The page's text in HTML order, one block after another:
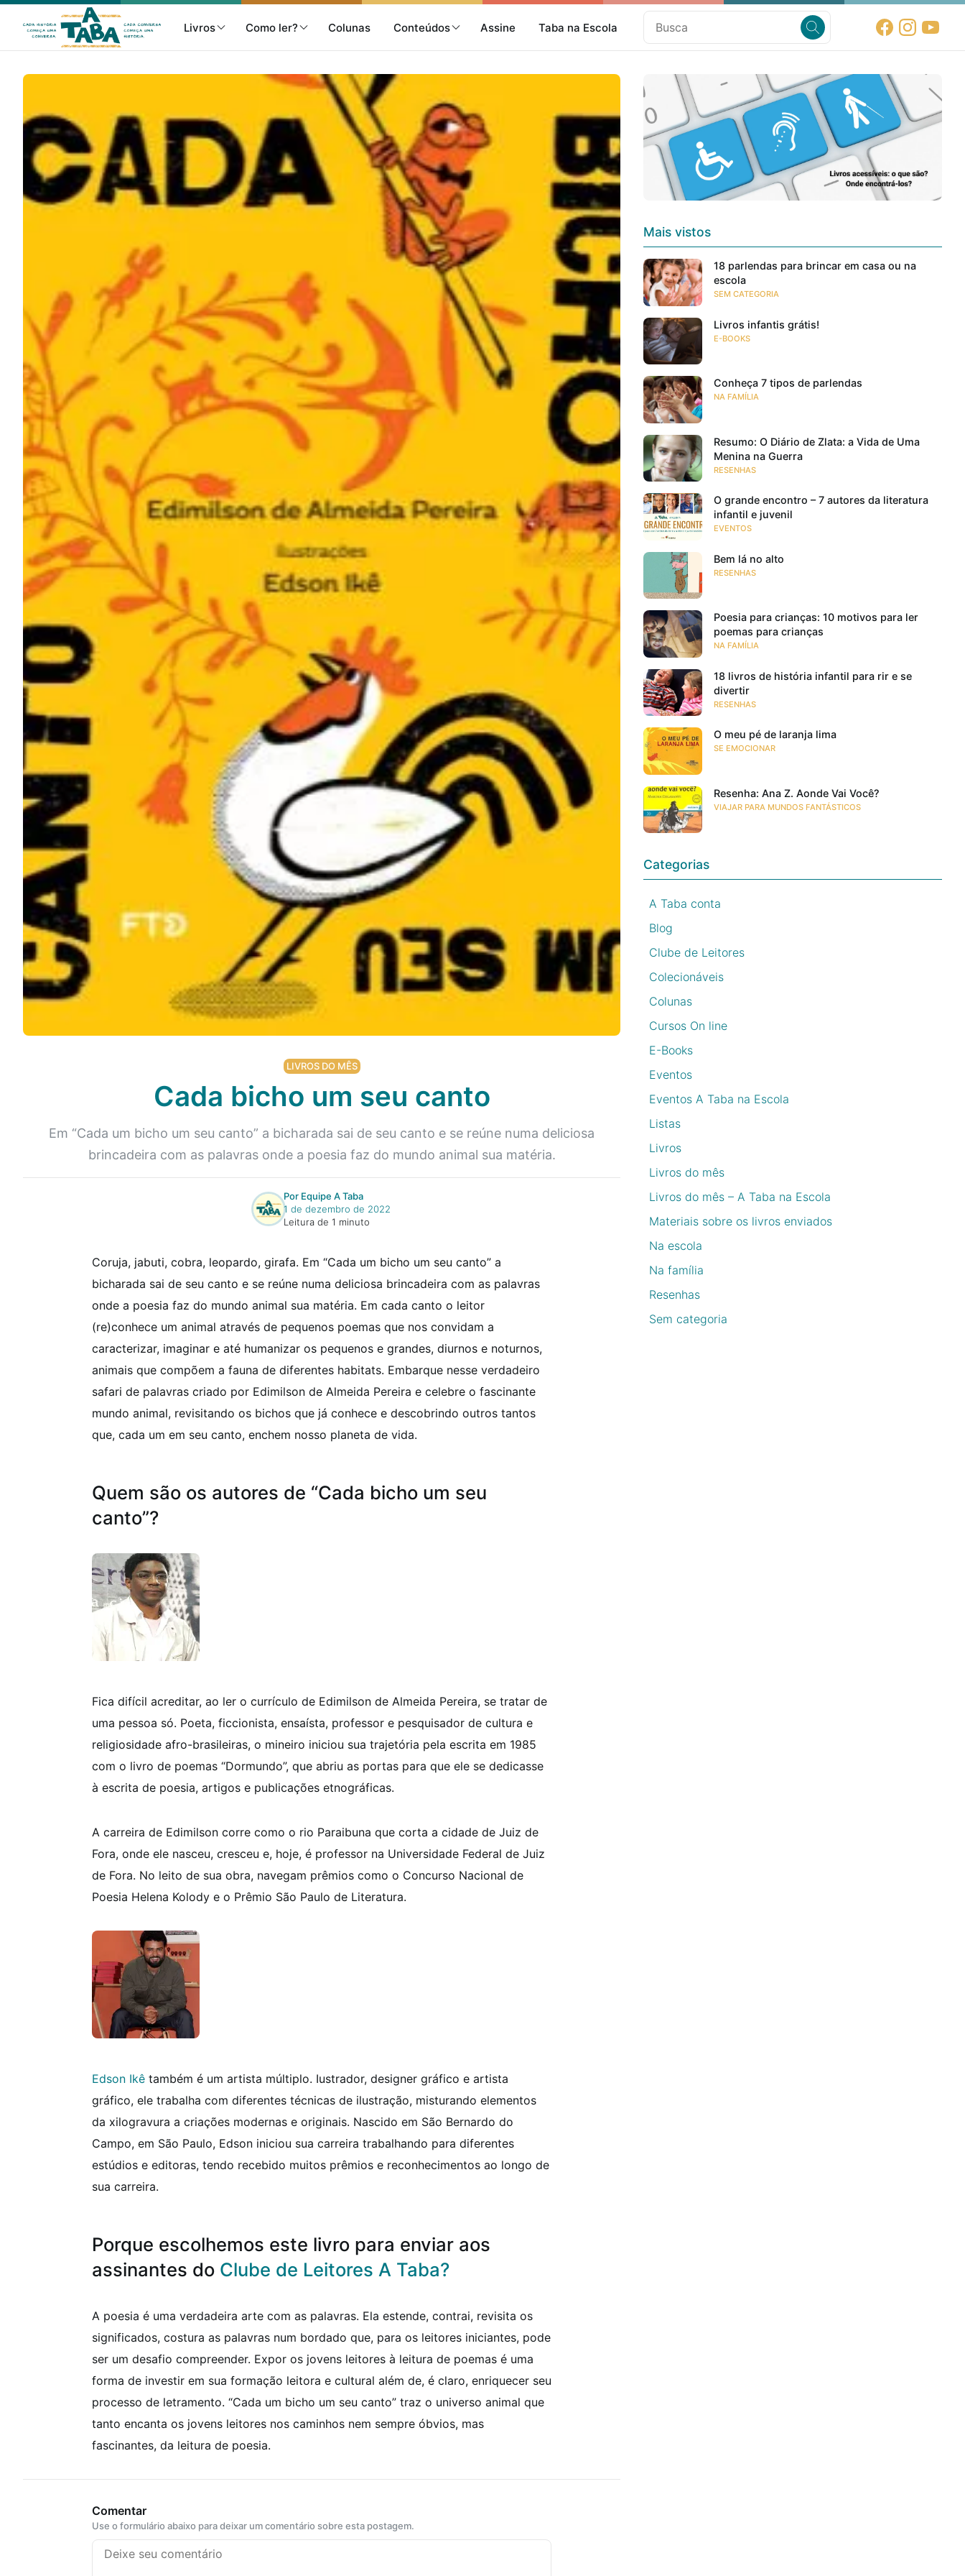
Livros Como ler? Colunas Conteúdos Assine Taba na Escola
Livros
Resenhas
Clube de Leitores
Como ler?
Na escola
Na família
Colunas
Conteúdos
Colecionáveis
Cursos On line
E-Books
Eventos
Podcast
Assine
LIVROS DO MÊS
Cada bicho um seu canto
Em “Cada um bicho um seu canto” a bicharada sai de seu canto e se reúne numa deliciosa
brincadeira com as palavras onde a poesia faz do mundo animal sua matéria.
Por Equipe A Taba
1 de dezembro de 2022
Leitura de 1 minuto
Coruja, jabuti, cobra, leopardo, girafa. Em “Cada um bicho um seu canto” a
bicharada sai de seu canto e se reúne numa deliciosa brincadeira com as palavras
onde a poesia faz do mundo animal sua matéria. Em cada canto o leitor
(re)conhece um animal através de pequenos poemas que nos convidam a
caracterizar, imaginar e até humanizar os pequenos e grandes, diurnos e noturnos,
animais que compõem a fauna de diferentes habitats. Embarque nesse verdadeiro
safari de palavras criado por Edimilson de Almeida Pereira e celebre o fascinante
mundo animal, revisitando os bichos que já conhece e descobrindo outros tantos
que, cada um em seu canto, enchem nosso planeta de vida.
Quem são os autores de “Cada bicho um seu
canto”?
Fica difícil acreditar, ao ler o currículo de Edimilson de Almeida Pereira, se tratar de
uma pessoa só. Poeta, ficcionista, ensaísta, professor e pesquisador de cultura e
religiosidade afro-brasileiras, o mineiro iniciou sua trajetória pela escrita em 1985
com o livro de poemas “Dormundo”, que abriu as portas para que ele se dedicasse
à escrita de poesia, artigos e publicações etnográficas.
A carreira de Edimilson corre como o rio Paraibuna que corta a cidade de Juiz de
Fora, onde ele nasceu, cresceu e, hoje, é professor na Universidade Federal de Juiz
de Fora. No leito de sua obra, navegam prêmios como o Concurso Nacional de
Poesia Helena Kolody e o Prêmio São Paulo de Literatura.
Edson Ikê também é um artista múltiplo. Iustrador, designer gráfico e artista
gráfico, ele trabalha com diferentes técnicas de ilustração, misturando elementos
da xilogravura a criações modernas e originais. Nascido em São Bernardo do
Campo, em São Paulo, Edson iniciou sua carreira trabalhando para diferentes
estúdios e editoras, tendo recebido muitos prêmios e reconhecimentos ao longo de
sua carreira.
Porque escolhemos este livro para enviar aos
assinantes do Clube de Leitores A Taba?
A poesia é uma verdadeira arte com as palavras. Ela estende, contrai, revisita os
significados, costura as palavras num bordado que, para os leitores iniciantes, pode
ser um desafio compreender. Expor os jovens leitores à leitura de poemas é uma
forma de investir em sua formação leitora e cultural além de, é claro, enriquecer seu
processo de letramento. “Cada um bicho um seu canto” traz o universo animal que
tanto encanta os jovens leitores nos caminhos nem sempre óbvios, mas
fascinantes, da leitura de poesia.
Comentar
Use o formulário abaixo para deixar um comentário sobre esta postagem.
Mais vistos
18 parlendas para brincar em casa ou na
escola
SEM CATEGORIA
Livros infantis grátis!
E-BOOKS
Conheça 7 tipos de parlendas
NA FAMÍLIA
Resumo: O Diário de Zlata: a Vida de Uma
Menina na Guerra
RESENHAS
O grande encontro – 7 autores da literatura
infantil e juvenil
EVENTOS
Bem lá no alto
RESENHAS
Poesia para crianças: 10 motivos para ler
poemas para crianças
NA FAMÍLIA
18 livros de história infantil para rir e se
divertir
RESENHAS
O meu pé de laranja lima
SE EMOCIONAR
Resenha: Ana Z. Aonde Vai Você?
VIAJAR PARA MUNDOS FANTÁSTICOS
Categorias
A Taba conta
Blog
Clube de Leitores
Colecionáveis
Colunas
Cursos On line
E-Books
Eventos
Eventos A Taba na Escola
Listas
Livros
Livros do mês
Livros do mês – A Taba na Escola
Materiais sobre os livros enviados
Na escola
Na família
Resenhas
Sem categoria